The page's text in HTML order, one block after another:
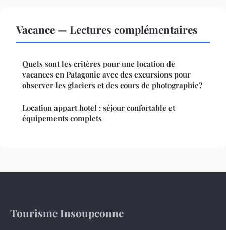
Vacance — Lectures complémentaires
Quels sont les critères pour une location de
vacances en Patagonie avec des excursions pour
observer les glaciers et des cours de photographie?
Location appart hotel : séjour confortable et
équipements complets
Tourisme Insoupconne